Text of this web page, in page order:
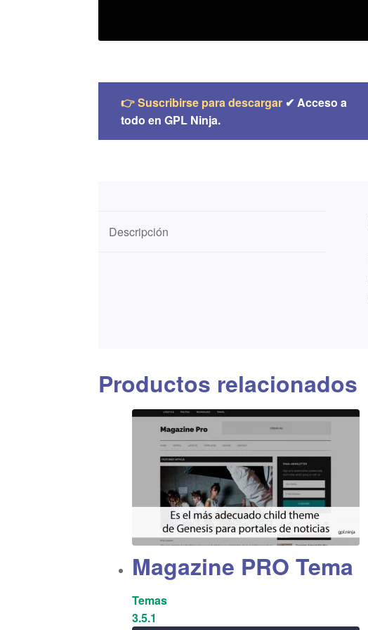
👉 Suscribirse para descargar ✔ Acceso a
todo en GPL Ninja.
Descripción
Productos relacionados
Magazine PRO Tema
Temas
3.5.1